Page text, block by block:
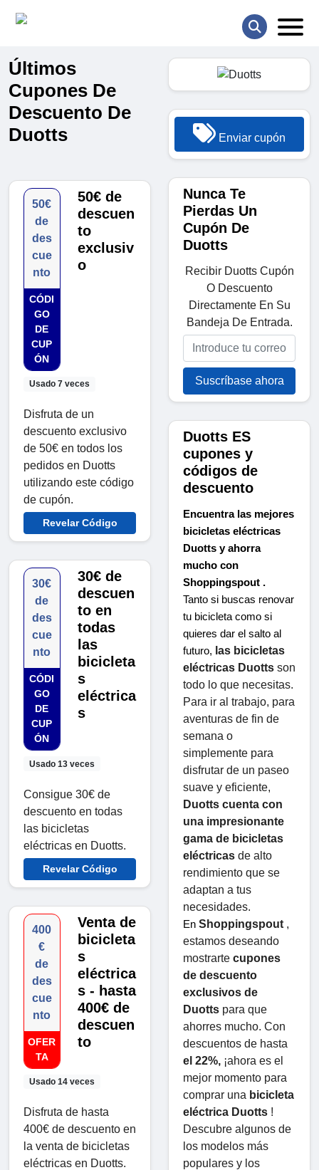
Últimos
Cupones De
Descuento De
Duotts
50€
de
des
cue
nto
CÓDI
GO
DE
CUP
ÓN
Usado 7 veces
50€ de
descuen
to
exclusiv
o
Disfruta de un
descuento exclusivo
de 50€ en todos los
pedidos en Duotts ​​
utilizando este código
de cupón.
Revelar Código
30€
de
des
cue
nto
CÓDI
GO
DE
CUP
ÓN
Usado 13 veces
30€ de
descuen
to en
todas
las
bicicleta
s
eléctrica
s
Consigue 30€ de
descuento en todas
las bicicletas
eléctricas en Duotts.
Revelar Código
400
€
de
des
cue
nto
OFER
TA
Usado 14 veces
Venta de
bicicleta
s
eléctrica
s - hasta
400€ de
descuen
to
Disfruta de hasta
400€ de descuento en
la venta de bicicletas
eléctricas en Duotts.
Enviar cupón
Nunca Te
Pierdas Un
Cupón De
Duotts
Recibir Duotts Cupón
O Descuento
Directamente En Su
Bandeja De Entrada.
Suscríbase ahora
Duotts ES
cupones y
códigos de
descuento
Encuentra las mejores
bicicletas eléctricas
Duotts ​​y ahorra
mucho con
Shoppingspout .
Tanto si buscas renovar
tu bicicleta como si
quieres dar el salto al
futuro, las bicicletas
eléctricas Duotts ​​son
todo lo que necesitas.
Para ir al trabajo, para
aventuras de fin de
semana o
simplemente para
disfrutar de un paseo
Duotts ​​cuenta con
una impresionante
gama de bicicletas
eléctricas de alto
rendimiento que se
adaptan a tus
necesidades.
En Shoppingspout ,
estamos deseando
mostrarte cupones
de descuento
exclusivos de
Duotts ​​para que
ahorres mucho. Con
el 22%, ¡ahora es el
mejor momento para
comprar una bicicleta
eléctrica Duotts !
Descubre algunos de
los modelos más
populares y los